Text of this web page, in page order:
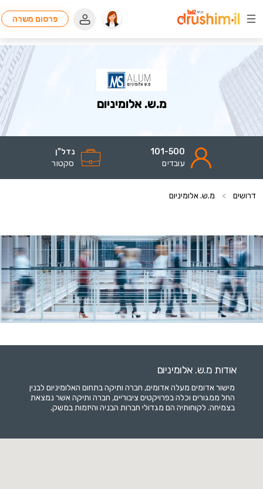
פרסום משרה
מ.ש. אלומיניום
101-500
עובדים
נדל"ן
סקטור
דרושים > מ.ש. אלומיניום
אודות מ.ש. אלומיניום
מישור אדומים מעלה אדומים, חברה ותיקה בתחום האלומיניום לבנין
החל ממגורים וכלה בפרויקטים ציבוריים, חברה ותיקה אשר נמצאת
בצמיחה. לקוחותיה הם מגדולי חברות הבניה והיזמות במשק.